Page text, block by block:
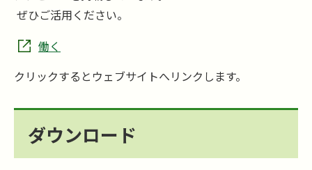
ぜひご活用ください。
働く
クリックするとウェブサイトへリンクします。
ダウンロード